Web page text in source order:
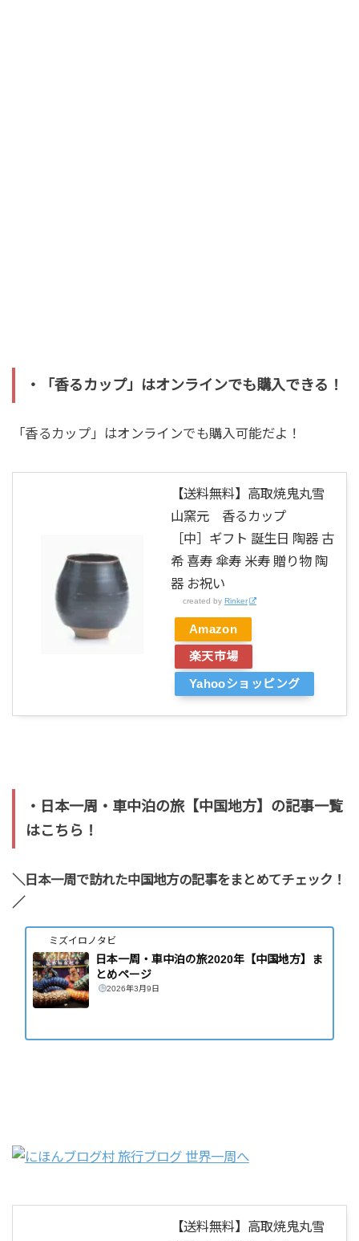
・「香るカップ」はオンラインでも購入できる！
「香るカップ」はオンラインでも購入可能だよ！
【送料無料】高取焼鬼丸雪
山窯元 香るカップ
［中］ギフト 誕生日 陶器 古
希 喜寿 傘寿 米寿 贈り物 陶
器 お祝い
created by Rinker
Amazon
楽天市場
Yahooショッピング
・日本一周・車中泊の旅【中国地方】の記事一覧
はこちら！
＼日本一周で訪れた中国地方の記事をまとめてチェック！
／
ミズイロノタビ
日本一周・車中泊の旅2020年【中国地方】ま
とめページ
2026年3月9日
【送料無料】高取焼鬼丸雪